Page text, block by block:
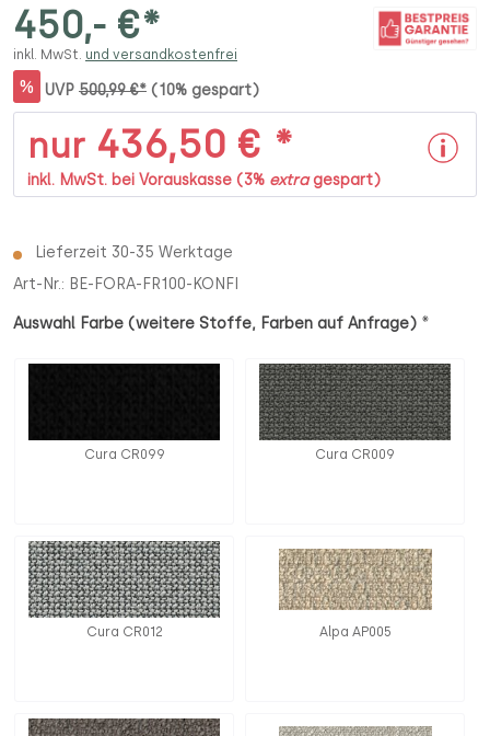
450,- €*
inkl. MwSt. und versandkostenfrei
% UVP 500,99 €* (10% gespart)
nur 436,50 € *
inkl. MwSt. bei Vorauskasse (3% extragespart)
Lieferzeit 30-35 Werktage
Art-Nr.: BE-FORA-FR100-KONFI
Auswahl Farbe (weitere Stoffe, Farben auf Anfrage) *
Cura CR099 Cura CR009
Cura CR012 Alpa AP005